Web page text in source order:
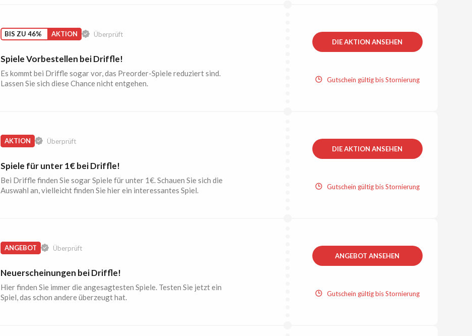
BIS ZU 46% AKTION Überprüft
Spiele Vorbestellen bei Driffle!
Es kommt bei Driffle sogar vor, das Preorder-Spiele reduziert sind.
Lassen Sie sich diese Chance nicht entgehen.
DIE AKTION ANSEHEN
Gutschein gültig bis Stornierung
AKTION Überprüft
Spiele für unter 1€ bei Driffle!
Bei Driffle finden Sie sogar Spiele für unter 1€. Schauen Sie sich die
Auswahl an, vielleicht finden Sie hier ein interessantes Spiel.
DIE AKTION ANSEHEN
Gutschein gültig bis Stornierung
ANGEBOT Überprüft
Neuerscheinungen bei Driffle!
Hier finden Sie immer die angesagtesten Spiele. Testen Sie jetzt ein
Spiel, das schon andere überzeugt hat.
ANGEBOT ANSEHEN
Gutschein gültig bis Stornierung